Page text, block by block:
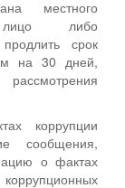
местного
лицо либо
срок
на 30 дней,
коррупции
сообщения,
о фактах